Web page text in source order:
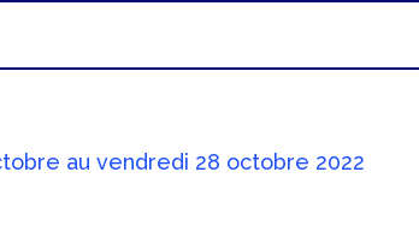
au vendredi 28 octobre 2022